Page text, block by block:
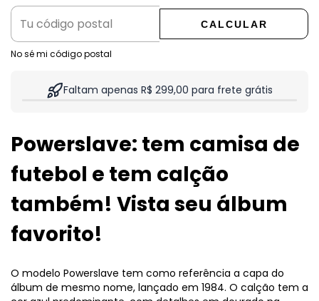
CALCULAR
No sé mi código postal
Faltam apenas R$ 299,00 para frete grátis
Powerslave: tem camisa de
futebol e tem calção
também! Vista seu álbum
favorito!
O modelo Powerslave tem como referência a capa do
álbum de mesmo nome, lançado em 1984. O calção tem a